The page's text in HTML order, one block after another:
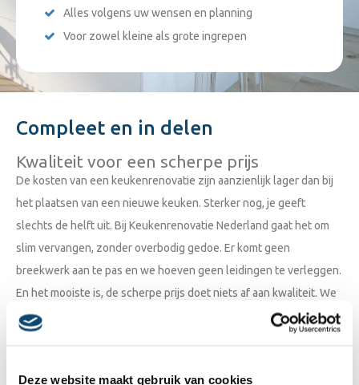
Deze website maakt gebruik van cookies
Alles volgens uw wensen en planning
Voor zowel kleine als grote ingrepen
Compleet en in delen
Kwaliteit voor een scherpe prijs
De kosten van een keukenrenovatie zijn aanzienlijk lager dan bij
het plaatsen van een nieuwe keuken. Sterker nog, je geeft
slechts de helft uit. Bij Keukenrenovatie Nederland gaat het om
slim vervangen, zonder overbodig gedoe. Er komt geen
breekwerk aan te pas en we hoeven geen leidingen te verleggen.
En het mooiste is, de scherpe prijs doet niets af aan kwaliteit. We
werken met top notch materiaal, oog voor duurzaamheid en
leveren niets anders dan een solide afwerking. De ruimte krijgt